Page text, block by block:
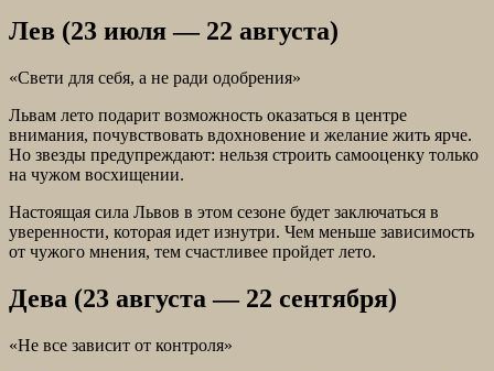
Лев (23 июля — 22 августа)
«Свети для себя, а не ради одобрения»
Львам лето подарит возможность оказаться в центре
внимания, почувствовать вдохновение и желание жить ярче.
Но звезды предупреждают: нельзя строить самооценку только
на чужом восхищении.
Настоящая сила Львов в этом сезоне будет заключаться в
уверенности, которая идет изнутри. Чем меньше зависимость
от чужого мнения, тем счастливее пройдет лето.
Дева (23 августа — 22 сентября)
«Не все зависит от контроля»